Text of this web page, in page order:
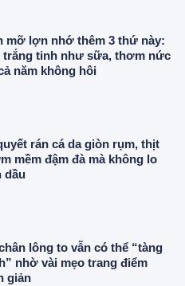
mỡ lợn nhớ thêm 3 thứ này:
trắng tinh như sữa, thơm nức
năm không hôi
rán cá da giòn rụm, thịt
mềm đậm đà mà không lo
dầu
lông to vẫn có thể “tàng
nhờ vài mẹo trang điểm
giản